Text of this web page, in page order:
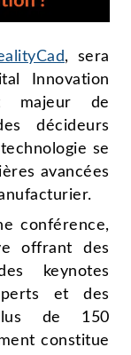
, sera
Innovation
majeur de
décideurs
se
avancées
conférence,
offrant des
keynotes
et des
de 150
constitue